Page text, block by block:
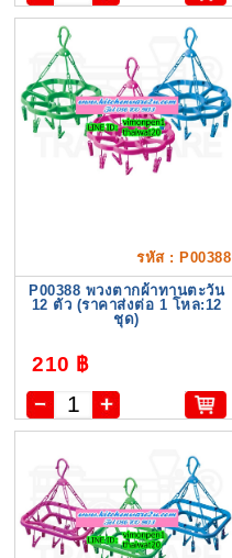
รหัส : P00388
P00388 พวงตากผ้าทานตะวัน
12 ตัว (ราคาส่งต่อ 1 โหล:12
ชุด)
210 ฿